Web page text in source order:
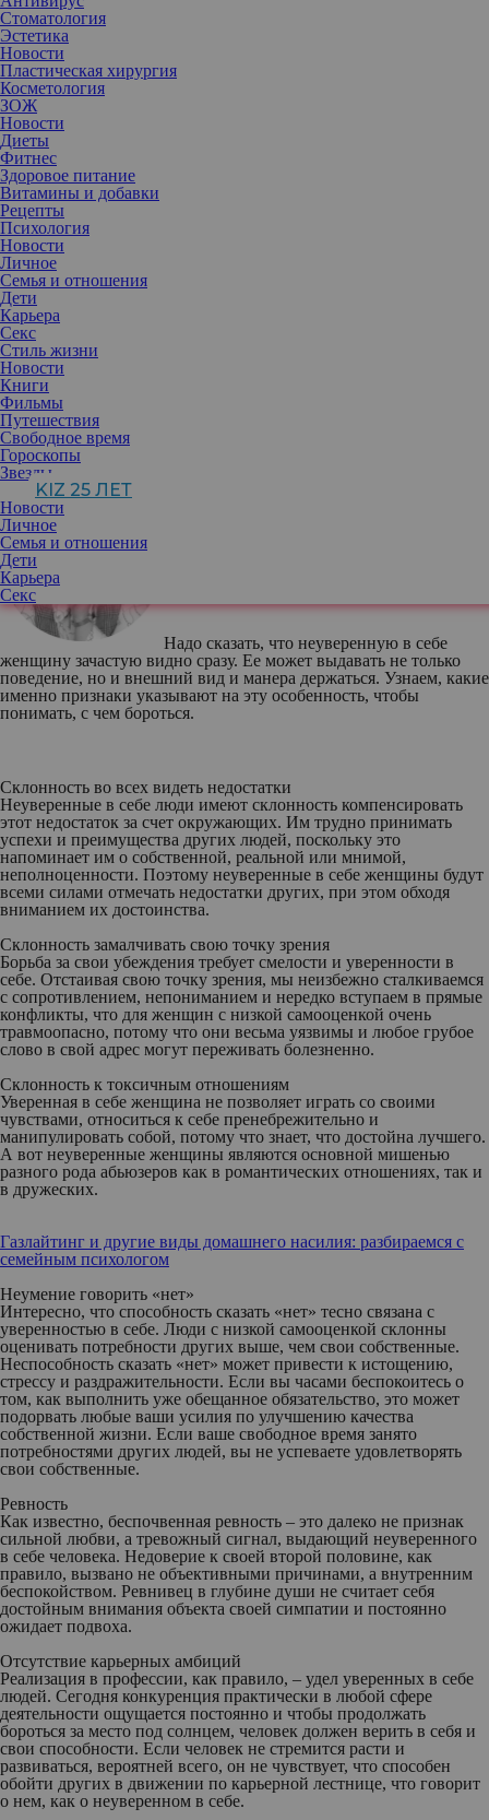
Стоматология
Эстетика
Новости
Пластическая хирургия
Косметология
ЗОЖ
Новости
Диеты
Фитнес
Здоровое питание
Витамины и добавки
Рецепты
Психология
Новости
Личное
Семья и отношения
Дети
Карьера
Секс
Стиль жизни
Новости
Книги
Фильмы
Путешествия
Свободное время
Гороскопы
Звезды
KIZ 25 ЛЕТ
Новости
Личное
Семья и отношения
Дети
Карьера
Секс
Когда женщина идет напролом — это не всегда выглядит
гармонично. Однако и неуверенность в себе совсем не красит.
Если ее признаки проявляются весьма очевидно, то следует с
этим поработать, чтобы сохранить золотую середину и
оставаться собой.
Надо сказать, что неуверенную в себе
женщину зачастую видно сразу. Ее может выдавать не только
поведение, но и внешний вид и манера держаться. Узнаем, какие
именно признаки указывают на эту особенность, чтобы
понимать, с чем бороться.
Склонность во всех видеть недостатки
Неуверенные в себе люди имеют склонность компенсировать
этот недостаток за счет окружающих. Им трудно принимать
успехи и преимущества других людей, поскольку это
напоминает им о собственной, реальной или мнимой,
неполноценности. Поэтому неуверенные в себе женщины будут
всеми силами отмечать недостатки других, при этом обходя
вниманием их достоинства.
Склонность замалчивать свою точку зрения
Борьба за свои убеждения требует смелости и уверенности в
себе. Отстаивая свою точку зрения, мы неизбежно сталкиваемся
с сопротивлением, непониманием и нередко вступаем в прямые
конфликты, что для женщин с низкой самооценкой очень
травмоопасно, потому что они весьма уязвимы и любое грубое
слово в свой адрес могут переживать болезненно.
Склонность к токсичным отношениям
Уверенная в себе женщина не позволяет играть со своими
чувствами, относиться к себе пренебрежительно и
манипулировать собой, потому что знает, что достойна лучшего.
А вот неуверенные женщины являются основной мишенью
разного рода абьюзеров как в романтических отношениях, так и
в дружеских.
Газлайтинг и другие виды домашнего насилия: разбираемся с
семейным психологом
Неумение говорить «нет»
Интересно, что способность сказать «нет» тесно связана с
уверенностью в себе. Люди с низкой самооценкой склонны
оценивать потребности других выше, чем свои собственные.
Неспособность сказать «нет» может привести к истощению,
стрессу и раздражительности. Если вы часами беспокоитесь о
том, как выполнить уже обещанное обязательство, это может
подорвать любые ваши усилия по улучшению качества
собственной жизни. Если ваше свободное время занято
потребностями других людей, вы не успеваете удовлетворять
свои собственные.
Ревность
Как известно, беспочвенная ревность – это далеко не признак
сильной любви, а тревожный сигнал, выдающий неуверенного
в себе человека. Недоверие к своей второй половине, как
правило, вызвано не объективными причинами, а внутренним
беспокойством. Ревнивец в глубине души не считает себя
достойным внимания объекта своей симпатии и постоянно
ожидает подвоха.
Отсутствие карьерных амбиций
Реализация в профессии, как правило, – удел уверенных в себе
людей. Сегодня конкуренция практически в любой сфере
деятельности ощущается постоянно и чтобы продолжать
бороться за место под солнцем, человек должен верить в себя и
свои способности. Если человек не стремится расти и
развиваться, вероятней всего, он не чувствует, что способен
обойти других в движении по карьерной лестнице, что говорит
о нем, как о неуверенном в себе.